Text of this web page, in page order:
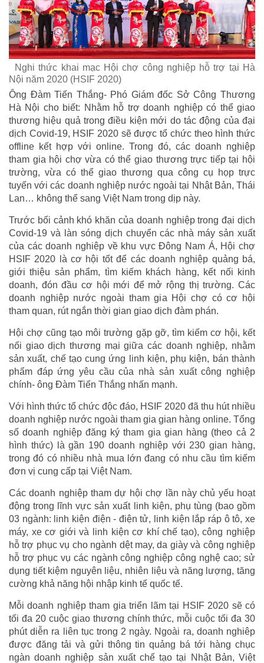
Nghi thức khai mạc Hội chợ công nghiệp hỗ trợ tại Hà
Nội năm 2020 (HSIF 2020)
Ông Đàm Tiến Thắng- Phó Giám đốc Sở Công Thương
Hà Nội cho biết: Nhằm hỗ trợ doanh nghiệp có thể giao
thương hiệu quả trong điều kiện mới do tác động của đại
dịch Covid-19, HSIF 2020 sẽ được tổ chức theo hình thức
offline kết hợp với online. Trong đó, các doanh nghiệp
tham gia hội chợ vừa có thể giao thương trực tiếp tại hội
trường, vừa có thể giao thương qua công cụ họp trực
tuyến với các doanh nghiệp nước ngoài tại Nhật Bản, Thái
Lan… không thể sang Việt Nam trong dịp này.
Trước bối cảnh khó khăn của doanh nghiệp trong đại dịch
Covid-19 và làn sóng dịch chuyển các nhà máy sản xuất
của các doanh nghiệp về khu vực Đông Nam Á, Hội chợ
HSIF 2020 là cơ hội tốt để các doanh nghiệp quảng bá,
giới thiệu sản phẩm, tìm kiếm khách hàng, kết nối kinh
doanh, đón đầu cơ hội mới để mở rộng thị trường. Các
doanh nghiệp nước ngoài tham gia Hội chợ có cơ hội
tham quan, rút ngắn thời gian giao dịch đàm phán.
Hội chợ cũng tạo môi trường gặp gỡ, tìm kiếm cơ hội, kết
nối giao dịch thương mại giữa các doanh nghiệp, nhằm
sản xuất, chế tạo cung ứng linh kiện, phụ kiện, bán thành
phẩm đáp ứng yêu cầu của nhà sản xuất công nghiệp
chính- ông Đàm Tiến Thắng nhấn mạnh.
Với hình thức tổ chức độc đáo, HSIF 2020 đã thu hút nhiều
doanh nghiệp nước ngoài tham gia gian hàng online. Tổng
số doanh nghiệp đăng ký tham gia gian hàng (theo cả 2
hình thức) là gần 190 doanh nghiệp với 230 gian hàng,
trong đó có nhiều nhà mua lớn đang có nhu cầu tìm kiếm
đơn vị cung cấp tại Việt Nam.
Các doanh nghiệp tham dự hội chợ lần này chủ yếu hoạt
động trong lĩnh vực sản xuất linh kiện, phụ tùng (bao gồm
03 ngành: linh kiện điện - điện tử, linh kiện lắp ráp ô tô, xe
máy, xe cơ giới và linh kiện cơ khí chế tạo), công nghiệp
hỗ trợ phục vụ cho ngành dệt may, da giày và công nghiệp
hỗ trợ phục vụ các ngành công nghiệp công nghệ cao; sử
dụng tiết kiệm nguyên liệu, nhiên liệu và năng lượng, tăng
cường khả năng hội nhập kinh tế quốc tế.
Mỗi doanh nghiệp tham gia triển lãm tại HSIF 2020 sẽ có
tối đa 20 cuộc giao thương chính thức, mỗi cuộc tối đa 30
phút diễn ra liên tục trong 2 ngày. Ngoài ra, doanh nghiêp
được đăng tải và gửi thông tin quảng bá tới hàng chục
ngàn doanh nghiệp sản xuất chế tạo tại Nhật Bản, Việt